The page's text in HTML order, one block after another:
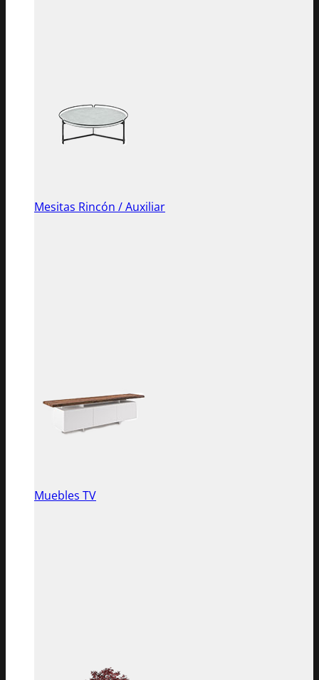
Mesitas Rincón / Auxiliar
Muebles TV